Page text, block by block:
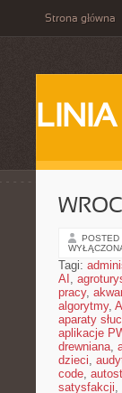
Strona główna
POSTED
Tagi:
AI ,
pracy,
algorytmy,
aparaty
aplikacje
drewniana,
dzieci,
code,
satysfakcji,